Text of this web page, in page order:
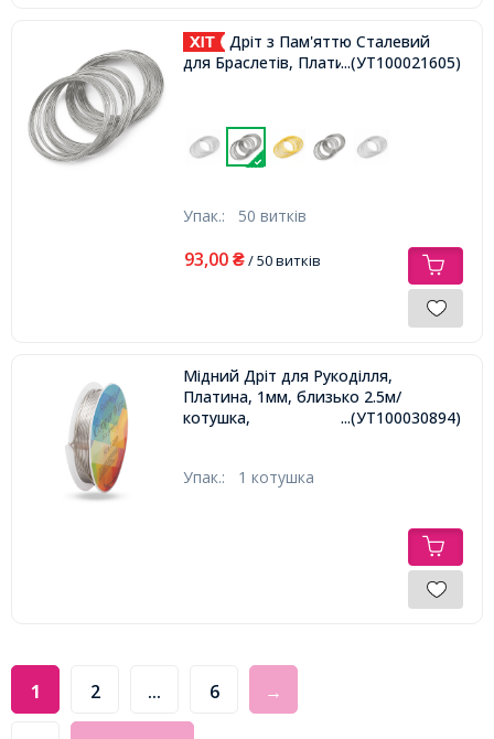
Дріт з Пам'яттю Сталевий
для Браслетів, Платина, 65х0.5мм,
...(УТ100021605)
Упак.: 50 витків
93,00 ₴/ 50 витків
Мідний Дріт для Рукоділля,
Платина, 1мм, близько 2.5м/
котушка,
...(УТ100030894)
Упак.: 1 котушка
1 2 ... 6 →